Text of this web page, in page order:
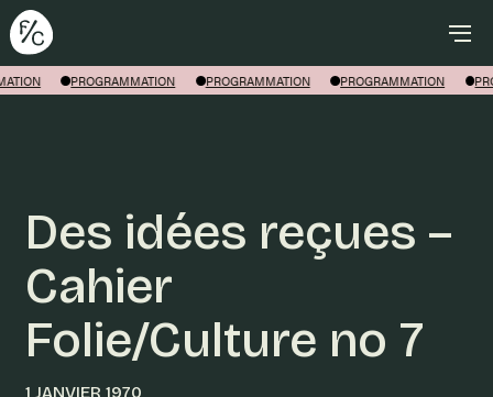
PROGRAMMATION PROGRAMMATION PROGRAMMATION
Rechercher
Des idées reçues –
Cahier
Folie/Culture no 7
1 JANVIER 1970